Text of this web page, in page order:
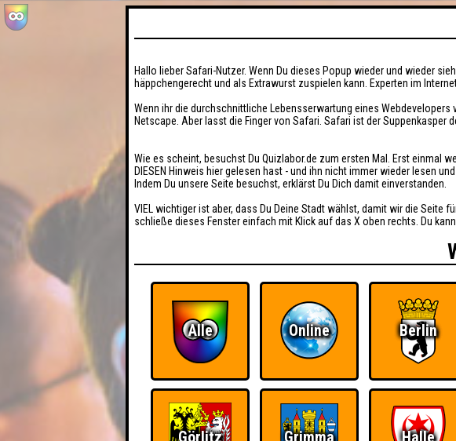
Hallo lieber Safari-Nutzer. Wenn Du dieses Popup wieder und wieder
häppchengerecht und als Extrawurst zuspielen kann. Experten im
Wenn ihr die durchschnittliche Lebensserwartung eines
Netscape. Aber lasst die Finger von Safari. Safari ist der Suppenkasper
Wie es scheint, besuchst Du Quizlabor.de zum ersten Mal. Erst einmal
DIESEN Hinweis hier gelesen hast - und ihn nicht immer wieder lesen
Indem Du unsere Seite besuchst, erklärst Du Dich damit einverstanden.
VIEL wichtiger ist aber, dass Du Deine Stadt wählst, damit wir die
schließe dieses Fenster einfach mit Klick auf das X oben rechts. Du
Alle Online Berlin